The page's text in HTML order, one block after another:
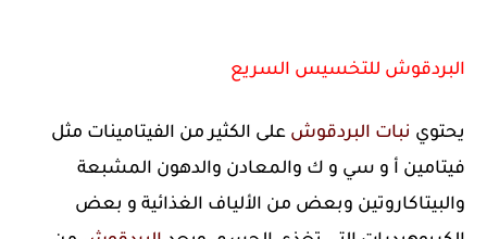
البردقوش للتخسيس السريع
يحتوي نبات البردقوش على الكثير من الفيتامينات مثل
فيتامين أ و سي و ك والمعادن والدهون المشبعة
والبيتاكاروتين وبعض من الألياف الغذائية و بعض